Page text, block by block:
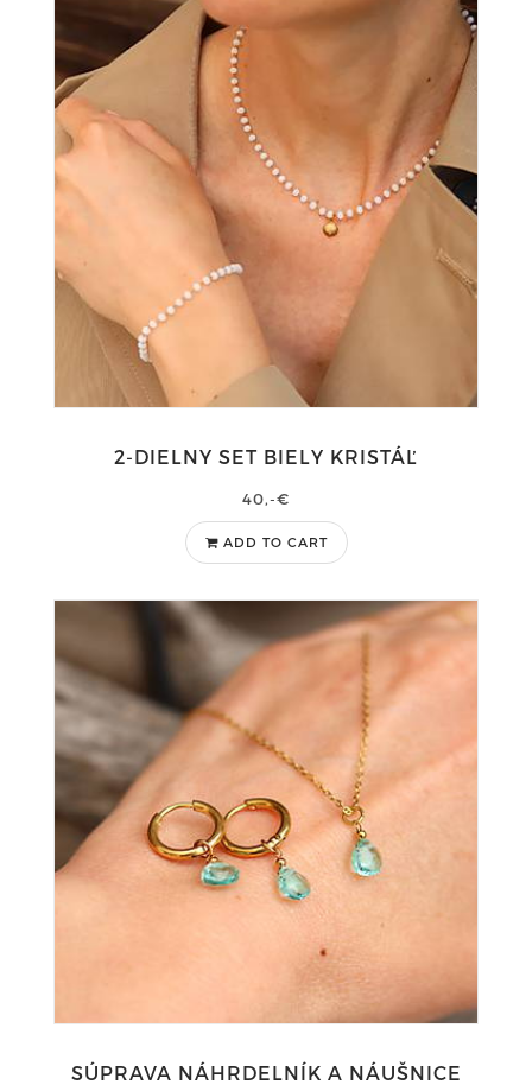
2-DIELNY SET BIELY KRISTÁĽ
40,-€
ADD TO CART
SÚPRAVA NÁHRDELNÍK A NÁUŠNICE